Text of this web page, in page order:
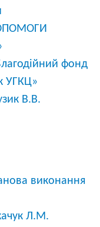
фонд
УГКЦ»
В.В.
виконання
Л.М.